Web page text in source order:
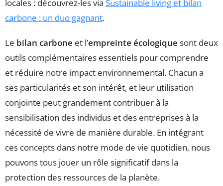
locales : découvrez-les via Sustainable living et bilan
carbone : un duo gagnant.
Le bilan carbone et l’empreinte écologique sont deux
outils complémentaires essentiels pour comprendre
et réduire notre impact environnemental. Chacun a
ses particularités et son intérêt, et leur utilisation
conjointe peut grandement contribuer à la
sensibilisation des individus et des entreprises à la
nécessité de vivre de manière durable. En intégrant
ces concepts dans notre mode de vie quotidien, nous
pouvons tous jouer un rôle significatif dans la
protection des ressources de la planète.